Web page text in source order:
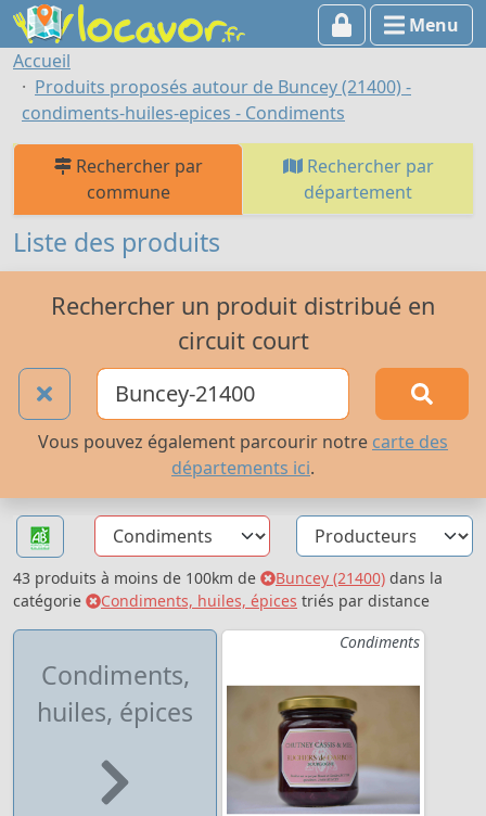
Menu
Accueil
Produits proposés autour de Buncey (21400) -
condiments-huiles-epices - Condiments
Rechercher par
commune
Rechercher par
département
Liste des produits
Rechercher un produit distribué en
circuit court
Vous pouvez également parcourir notre carte des
départements ici.
43 produits à moins de 100km de Buncey (21400) dans la
catégorie
Condiments, huiles, épices triés par distance
Condiments,
huiles, épices
Condiments